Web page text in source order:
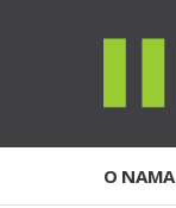
O NAMA